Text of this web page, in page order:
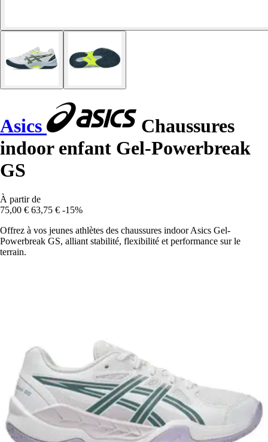
Asics
Chaussures
indoor enfant Gel-Powerbreak
GS
À partir de
75,00 € 63,75 € -15%
Offrez à vos jeunes athlètes des chaussures indoor Asics Gel-
Powerbreak GS, alliant stabilité, flexibilité et performance sur le
terrain.